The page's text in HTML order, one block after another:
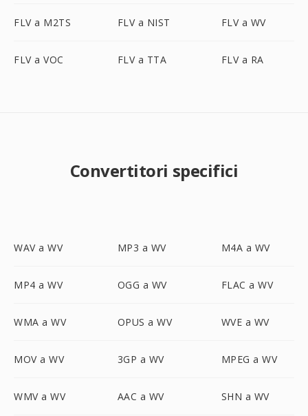
FLV a M2TS FLV a NIST FLV a WV
FLV a VOC FLV a TTA FLV a RA
Convertitori specifici
WAV a WV MP3 a WV M4A a WV
MP4 a WV OGG a WV FLAC a WV
WMA a WV OPUS a WV WVE a WV
MOV a WV 3GP a WV MPEG a WV
WMV a WV AAC a WV SHN a WV